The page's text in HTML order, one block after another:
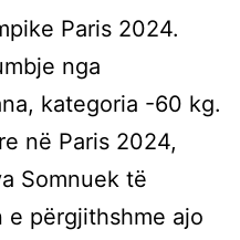
Paris 2024.
nga
kategoria -60 kg.
në Paris 2024,
Somnuek të
e përgjithshme ajo